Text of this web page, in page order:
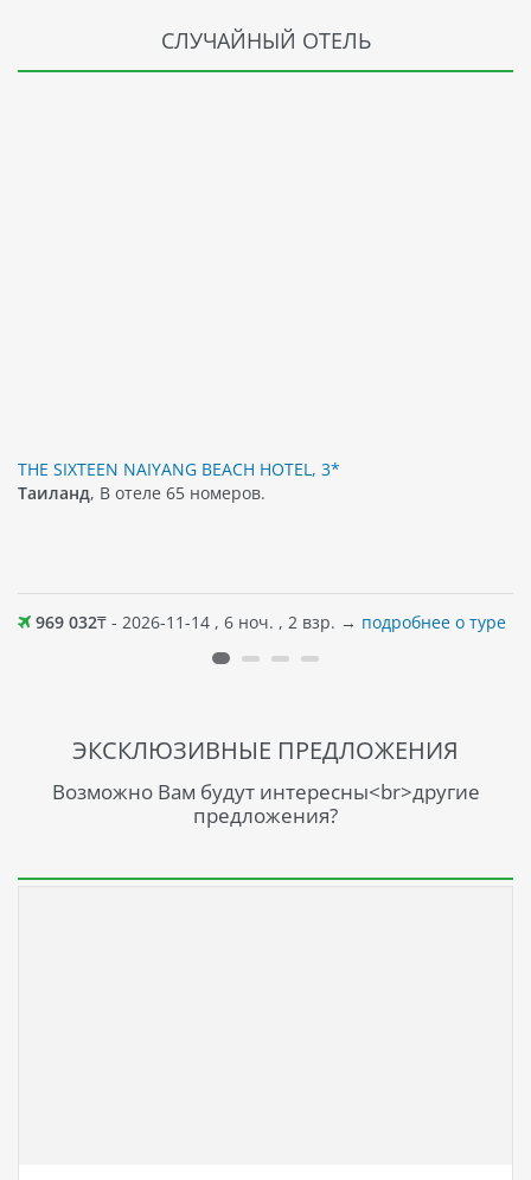
СЛУЧАЙНЫЙ ОТЕЛЬ
THE SIXTEEN NAIYANG BEACH HOTEL, 3*
Таиланд, В отеле 65 номеров.
969 032₸ - 2026-11-14 , 6 ноч. , 2 взр. → подробнее о туре
ЭКСКЛЮЗИВНЫЕ ПРЕДЛОЖЕНИЯ
Возможно Вам будут интересны<br>другие
предложения?